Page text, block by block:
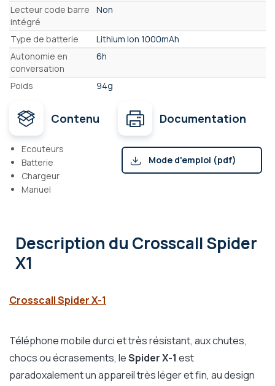
Lecteur code barre
intégré
Non
Type de batterie
Lithium Ion 1000mAh
Autonomie en
conversation
6h
Poids 94g
Contenu
Ecouteurs
Batterie
Chargeur
Manuel
Documentation
Mode d'emploi (pdf)
Description du Crosscall Spider
X1
Crosscall Spider X-1
Téléphone mobile durci et très résistant, aux chutes,
chocs ou écrasements, leSpider X-1 est
paradoxalement un appareil très léger et fin, au design